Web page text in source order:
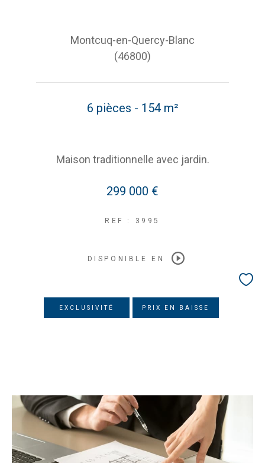
Montcuq-en-Quercy-Blanc
(46800)
6 pièces - 154 m²
Maison traditionnelle avec jardin.
299 000 €
REF : 3995
DISPONIBLE EN
EXCLUSIVITÉ PRIX EN BAISSE